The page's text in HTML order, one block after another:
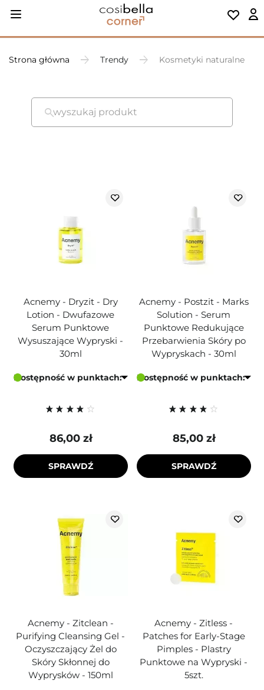
Strona główna Trendy Kosmetyki naturalne
wyszukaj produkt
Acnemy - Dryzit - Dry
Lotion - Dwufazowe
Serum Punktowe
Wysuszające Wypryski -
30ml
Dostępność w punktach:
86,00 zł
SPRAWDŹ
Acnemy - Postzit - Marks
Solution - Serum
Punktowe Redukujące
Przebarwienia Skóry po
Wypryskach - 30ml
Dostępność w punktach:
85,00 zł
SPRAWDŹ
Acnemy - Zitclean -
Purifying Cleansing Gel -
Oczyszczający Żel do
Skóry Skłonnej do
Wyprysków - 150ml
Acnemy - Zitless -
Patches for Early-Stage
Pimples - Plastry
Punktowe na Wypryski -
5szt.